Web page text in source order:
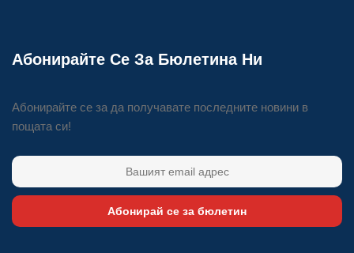
Абонирайте Се За Бюлетина Ни
Абонирайте се за да получавате последните новини в
пощата си!
Абонирай се за бюлетин